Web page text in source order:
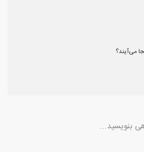
می‌آیند؟
بنویسید...